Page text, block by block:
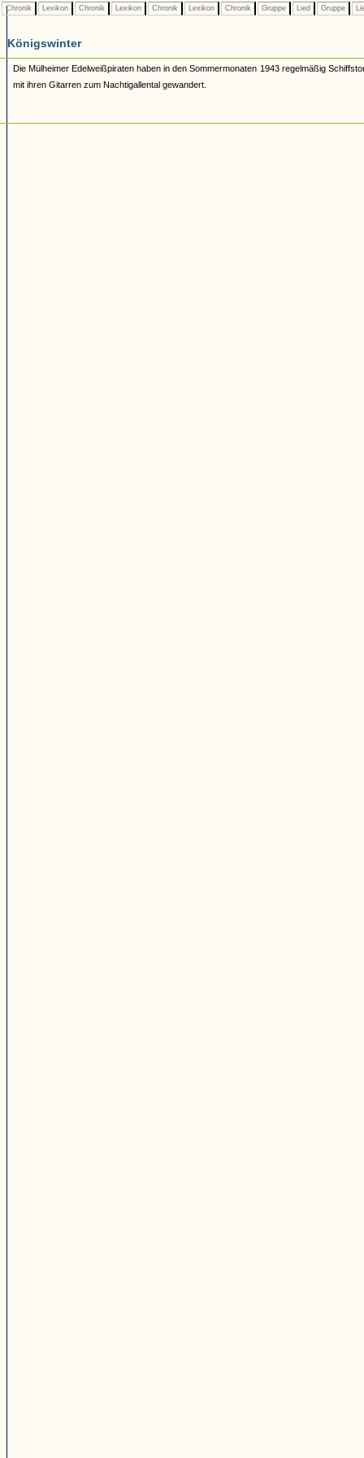
Chronik Lexikon Chronik Lexikon Chronik Lexikon Chronik Gruppe Lied Gruppe
Königswinter
Die Mülheimer Edelweißpiraten haben in den Sommermonaten 1943 regelmäßig
mit ihren Gitarren zum Nachtigallental gewandert.